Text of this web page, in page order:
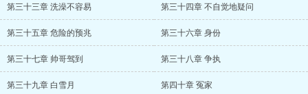
第三十三章 洗澡不容易 第三十四章 不自觉地疑问
第三十五章 危险的预兆 第三十六章 身份
第三十七章 帅哥驾到 第三十八章 争执
第三十九章 白雪月 第四十章 冤家